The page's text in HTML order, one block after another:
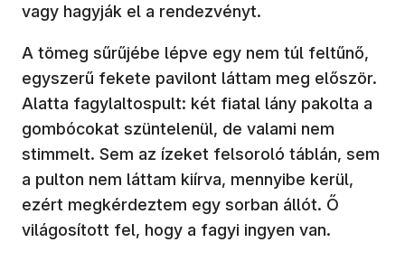
vagy hagyják el a rendezvényt.
A tömeg sűrűjébe lépve egy nem túl feltűnő,
egyszerű fekete pavilont láttam meg először.
Alatta fagylaltospult: két fiatal lány pakolta a
gombócokat szüntelenül, de valami nem
stimmelt. Sem az ízeket felsoroló táblán, sem
a pulton nem láttam kiírva, mennyibe kerül,
ezért megkérdeztem egy sorban állót. Ő
világosított fel, hogy a fagyi ingyen van.